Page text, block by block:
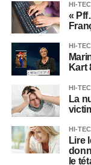
HI-
«
HI-
Kart
HI-
La
HI-
Lire
le